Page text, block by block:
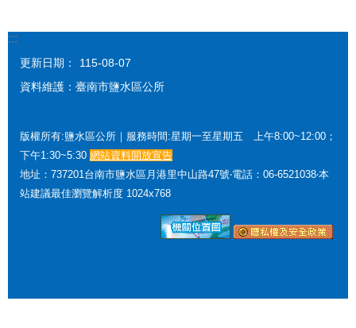
:::
更新日期：
115-08-07
資料維護：臺南市鹽水區公所
版權所有:鹽水區公所｜服務時間:星期一至星期五 上午8:00~12:00；
下午1:30~5:30 網站資料開放宣告
地址：737201台南市鹽水區月港里中山路47號‧電話：06-6521038‧本
站建議最佳瀏覽解析度 1024x768